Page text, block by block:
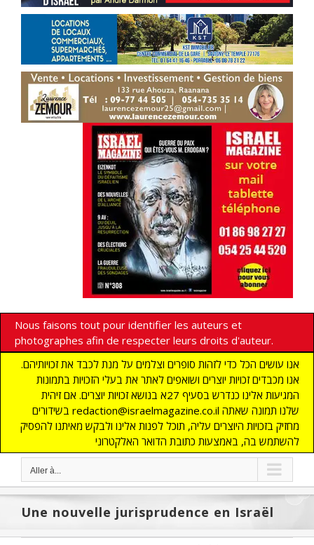
Nous faisons tout pour identifier les auteurs et
photographes afin de respecter leurs droits d'auteur.
אנו עושים הכל כדי לזהות סופרים וצלמים על מנת לכבד את זכויותיהם.
אנו מכבדים זכויות יוצרים ושואפים לאתר את בעלי הזכויות בתמונות
המגיעות אלינו כנדרש בסעיף 27א בנושא זכויות יוצרים. אם זיהית
בשידורים redaction@israelmagazine.co.il שלנו תמונה שאתה
מחזיק בזכויות היוצרים עליה, תוכל לפנות אלינו ולבקש מאיתנו להפסיק
להשתמש בה, באמצעות כתובת הדואר האלקטרוני
Aller à...
Une nouvelle jurisprudence en Israël